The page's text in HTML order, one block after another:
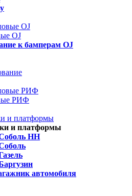
OJ
OJ
к бамперам OJ
РИФ
РИФ
и платформы
и платформы
НН
автомобиля